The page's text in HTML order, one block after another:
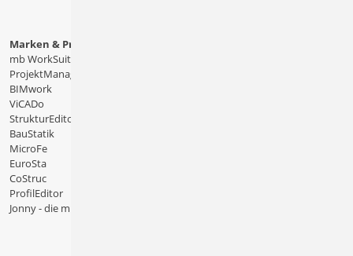
Marken & Produkte
mb WorkSuite
ProjektManager
BIMwork
ViCADo
StrukturEditor
BauStatik
MicroFe
EuroSta
CoStruc
ProfilEditor
Jonny - die mb-App